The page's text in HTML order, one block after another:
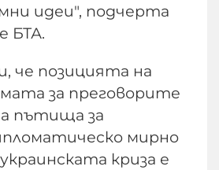
идеи", подчерта
БТА.
че позицията на
за преговорите
пътища за
мирно
криза е